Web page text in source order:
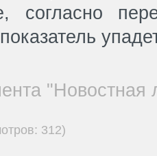
согласно
"Новостная
312)